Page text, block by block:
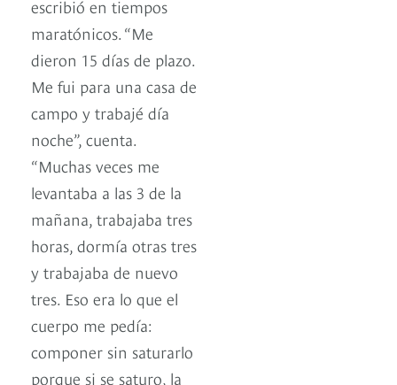
escribió en tiempos
maratónicos. “Me
dieron 15 días de plazo.
Me fui para una casa de
campo y trabajé día
noche”, cuenta.
“Muchas veces me
levantaba a las 3 de la
mañana, trabajaba tres
horas, dormía otras tres
y trabajaba de nuevo
tres. Eso era lo que el
cuerpo me pedía:
componer sin saturarlo
porque si se saturo, la